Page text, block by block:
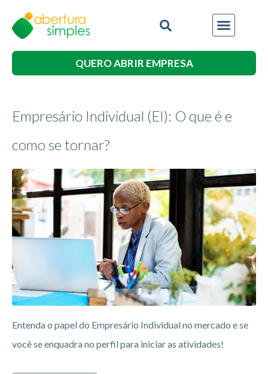
QUERO ABRIR EMPRESA
Empresário Individual (EI): O que é e
como se tornar?
Entenda o papel do Empresário Individual no mercado e se
você se enquadra no perfil para iniciar as atividades!